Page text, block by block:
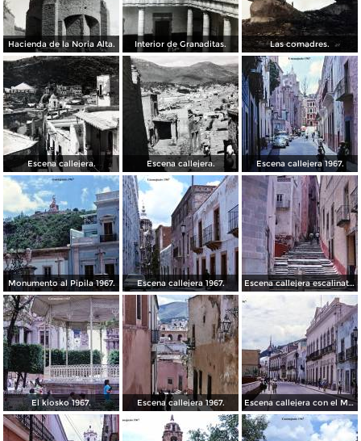
Hacienda de la Noria Alta. Interior de Granaditas. Las comadres.
Escena callejera. Escena callejera. Escena callejera 1967.
Monumento al Pipila 1967. Escena callejera 1967. Escena callejera escalinata 1967.
El kiosko 1967. Escena callejera 1967. Escena callejera con el Mto al Pipila al fondo 1967.